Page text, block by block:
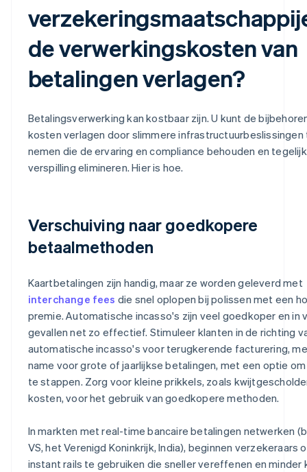
de verwerkingskosten van
betalingen verlagen?
Betalingsverwerking kan kostbaar zijn. U kunt de
kosten verlagen door slimmere infrastructuurbeslissingen
nemen die de ervaring en compliance behouden en
verspilling elimineren. Hier is hoe.
Verschuiving naar goedkopere
betaalmethoden
Kaartbetalingen zijn handig, maar ze worden geleverd met
interchange fees die snel oplopen bij polissen met een
premie. Automatische incasso's zijn veel goedkoper en in
gevallen net zo effectief. Stimuleer klanten in de richting
automatische incasso's voor terugkerende facturering,
name voor grote of jaarlijkse betalingen, met een optie
te stappen. Zorg voor kleine prikkels, zoals
kosten, voor het gebruik van goedkopere methoden.
In markten met real-time bancaire betalingen netwerken
VS, het Verenigd Koninkrijk, India), beginnen verzekeraars
instant rails te gebruiken die sneller vereffenen en minder